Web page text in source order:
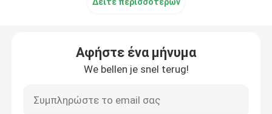
Αφήστε ένα μήνυμα
We bellen je snel terug!